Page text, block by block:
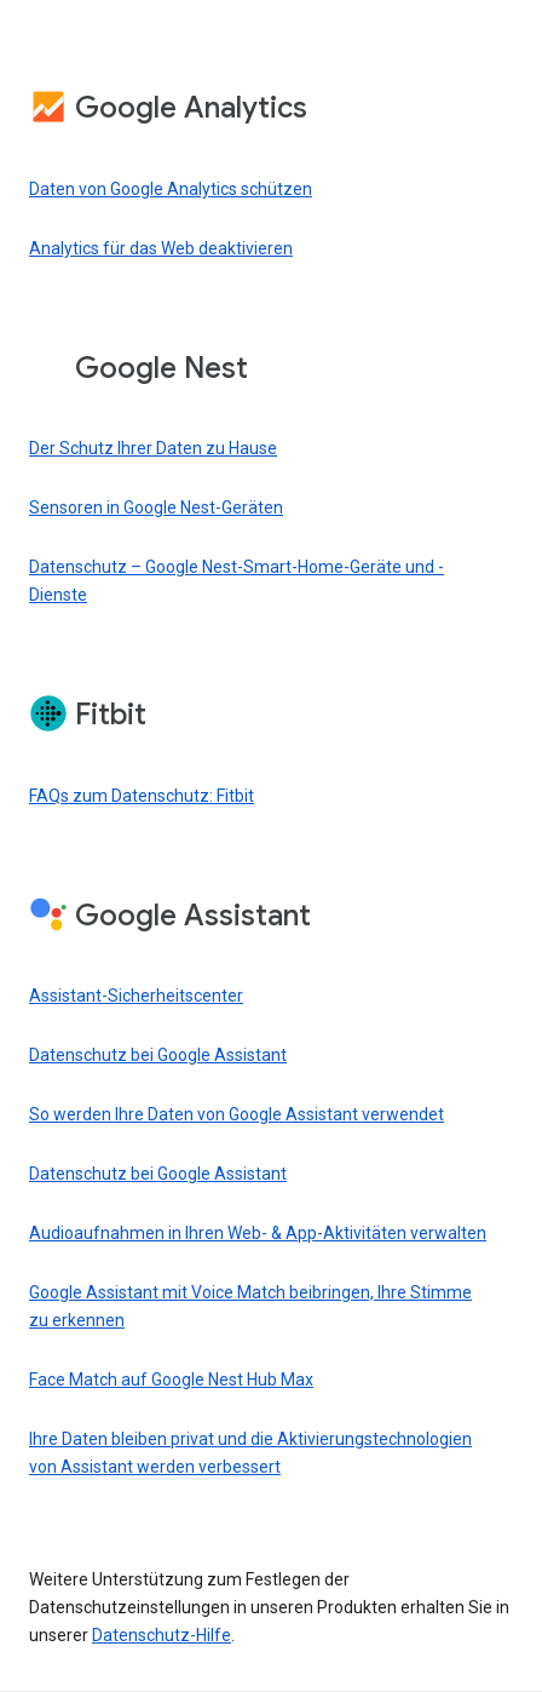
Google Analytics
Daten von Google Analytics schützen
Analytics für das Web deaktivieren
Google Nest
Der Schutz Ihrer Daten zu Hause
Sensoren in Google Nest-Geräten
Datenschutz – Google Nest-Smart-Home-Geräte und -
Dienste
Fitbit
FAQs zum Datenschutz: Fitbit
Google Assistant
Assistant-Sicherheitscenter
Datenschutz bei Google Assistant
So werden Ihre Daten von Google Assistant verwendet
Datenschutz bei Google Assistant
Audioaufnahmen in Ihren Web- & App-Aktivitäten verwalten
Google Assistant mit Voice Match beibringen, Ihre Stimme
zu erkennen
Face Match auf Google Nest Hub Max
Ihre Daten bleiben privat und die Aktivierungstechnologien
von Assistant werden verbessert
Weitere Unterstützung zum Festlegen der
Datenschutzeinstellungen in unseren Produkten erhalten Sie in
unserer Datenschutz-Hilfe.